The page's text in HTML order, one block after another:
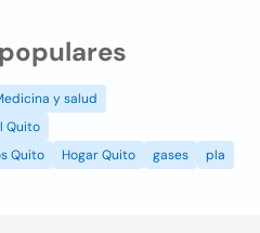
y salud
Quito
Quito
Hogar Quito gases
pla